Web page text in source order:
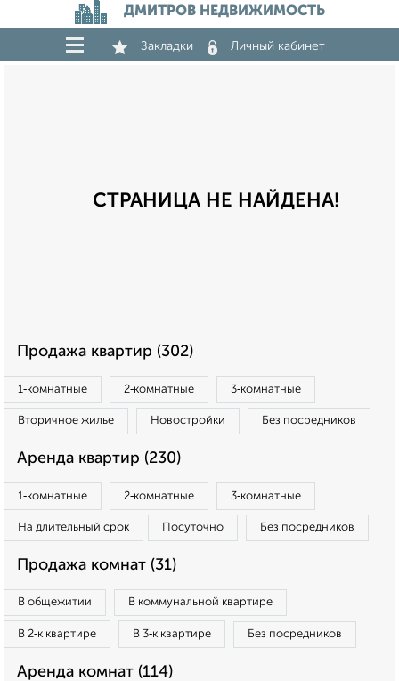
ДМИТРОВ НЕДВИЖИМОСТЬ
Закладки Личный кабинет
СТРАНИЦА НЕ НАЙДЕНА!
Продажа квартир (302)
1‑комнатные 2‑комнатные 3‑комнатные
Вторичное жилье Новостройки Без посредников
Аренда квартир (230)
1‑комнатные 2‑комнатные 3‑комнатные
На длительный срок Посуточно Без посредников
Продажа комнат (31)
В общежитии В коммунальной квартире
В 2‑к квартире В 3‑к квартире Без посредников
Аренда комнат (114)